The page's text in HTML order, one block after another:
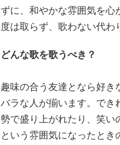
ずに、和やかな雰囲気を心
度は取らず、歌わない代わ
どんな歌を歌うべき？
趣味の合う友達となら好き
バラな人が揃います。でき
勢で盛り上がれたり、笑い
という雰囲気になったと